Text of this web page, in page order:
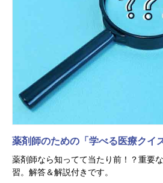
薬剤師のための「学べる医療クイズ
薬剤師なら知ってて当たり前！？重要
習。解答＆解説付きです。